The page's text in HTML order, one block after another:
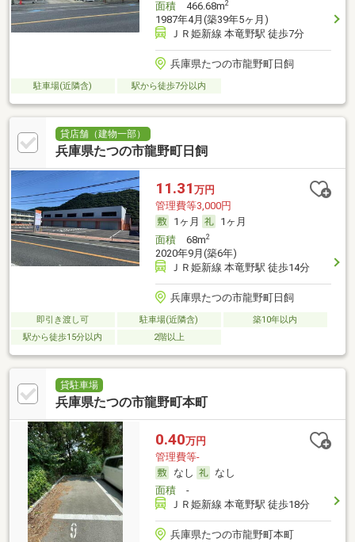
面積466.68m2
1987年4月(築39年5ヶ月)
ＪＲ姫新線 本竜野駅 徒歩7分
兵庫県たつの市龍野町日飼
駐車場(近隣含) 駅から徒歩7分以内
貸店舗（建物一部）
兵庫県たつの市龍野町日飼
11.31 万円
管理費等3,000円
1ヶ月
1ヶ月
面積68m2
2020年9月(築6年)
ＪＲ姫新線 本竜野駅 徒歩14分
兵庫県たつの市龍野町日飼
即引き渡し可 駐車場(近隣含)
築10年以内
駅から徒歩15分以内
2階以上
貸駐車場
兵庫県たつの市龍野町本町
0.40万円
管理費等-
なし
なし
面積-
ＪＲ姫新線 本竜野駅 徒歩18分
兵庫県たつの市龍野町本町